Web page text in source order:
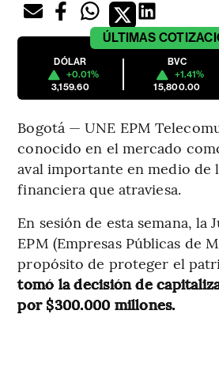
ÚLTIMAS
DÓLAR
+0.01%
3,159.60
BVC
+1.41%
15,800.00
Bogotá — UNE EPM
conocido en el mercado
aval importante en medio de
financiera que atraviesa.
En sesión de esta semana, la
EPM (Empresas Públicas de
propósito de proteger el
tomó la decisión de
por $300.000 millones.